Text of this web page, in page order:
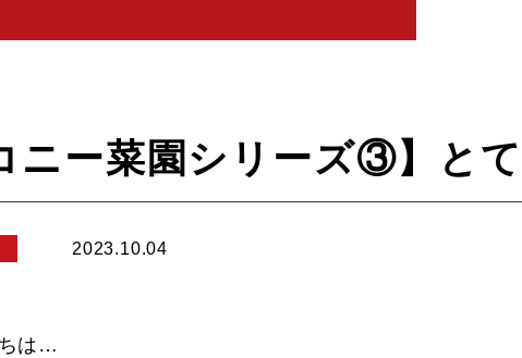
ニー菜園シリーズ③】と
2023.10.04
は…